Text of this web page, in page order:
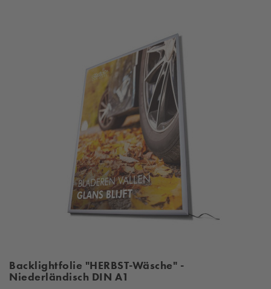
Backlightfolie "HERBST-Wäsche" -
Niederländisch DIN A1